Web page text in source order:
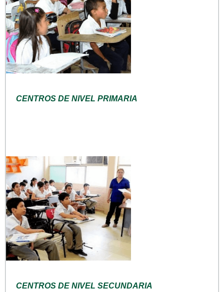
CENTROS DE NIVEL PRIMARIA
CENTROS DE NIVEL SECUNDARIA